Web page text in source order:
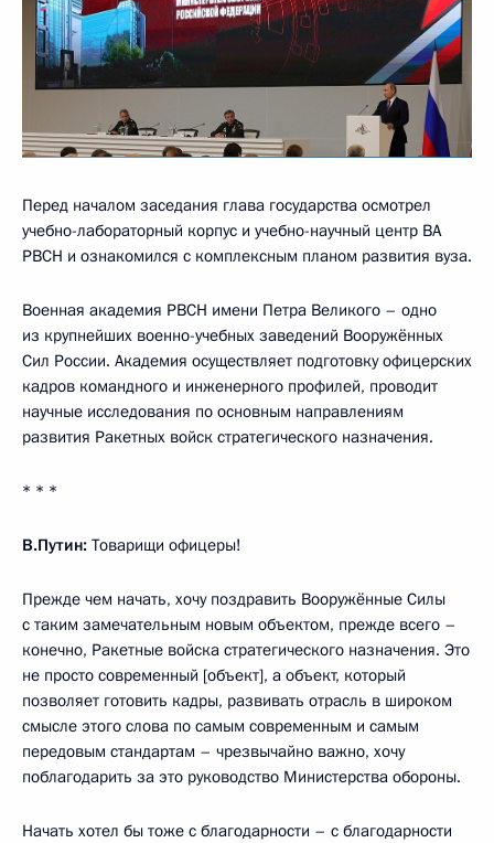
Перед началом заседания глава государства осмотрел
учебно-лабораторный корпус и учебно-научный центр ВА
РВСН и ознакомился с комплексным планом развития вуза.
Военная академия РВСН имени Петра Великого – одно
из крупнейших военно-учебных заведений Вооружённых
Сил России. Академия осуществляет подготовку офицерских
кадров командного и инженерного профилей, проводит
научные исследования по основным направлениям
развития Ракетных войск стратегического назначения.
* * *
В.Путин: Товарищи офицеры!
Прежде чем начать, хочу поздравить Вооружённые Силы
с таким замечательным новым объектом, прежде всего –
конечно, Ракетные войска стратегического назначения. Это
не просто современный [объект], а объект, который
позволяет готовить кадры, развивать отрасль в широком
смысле этого слова по самым современным и самым
передовым стандартам – чрезвычайно важно, хочу
поблагодарить за это руководство Министерства обороны.
Начать хотел бы тоже с благодарности – с благодарности